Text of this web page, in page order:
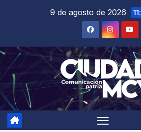
9 de agosto de 2026